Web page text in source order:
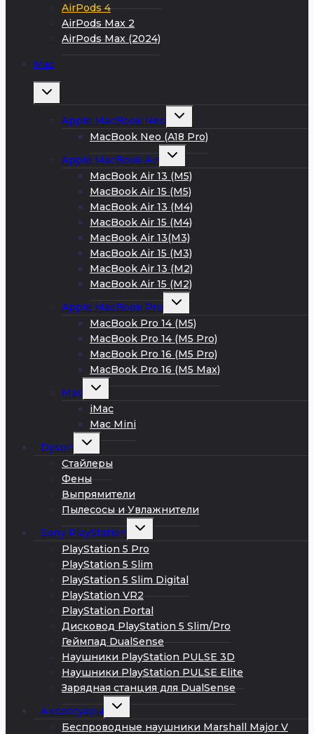
AirPods 4
AirPods Max 2
AirPods Max (2024)
Mac
Развернуть
Apple MacBook Neo
Развернуть
меню
MacBook Neo (A18 Pro)
Apple MacBook Air
Развернуть
меню
MacBook Air 13 (M5)
MacBook Air 15 (M5)
MacBook Air 13 (M4)
MacBook Air 15 (M4)
MacBook Air 13(M3)
MacBook Air 15 (M3)
MacBook Air 13 (M2)
MacBook Air 15 (M2)
Apple MacBook Pro
Развернуть
меню
MacBook Pro 14 (M5)
MacBook Pro 14 (M5 Pro)
MacBook Pro 16 (M5 Pro)
MacBook Pro 16 (M5 Max)
Mac
Развернуть
меню
iMac
Mac Mini
Dyson
Развернуть
меню
Стайлеры
Фены
Выпрямители
Пылесосы и Увлажнители
Sony PlayStation
Развернуть
меню
PlayStation 5 Pro
PlayStation 5 Slim
PlayStation 5 Slim Digital
PlayStation VR2
PlayStation Portal
Дисковод PlayStation 5 Slim/Pro
Геймпад DualSense
Наушники PlayStation PULSE 3D
Наушники PlayStation PULSE Elite
Зарядная станция для DualSense
Аксессуары
Развернуть
меню
Беспроводные наушники Marshall Major V